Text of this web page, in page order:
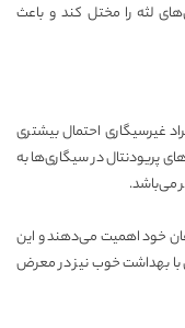
لثه را مختل کند و باعث
غیرسیگاری احتمال بیشتری
پریودنتال در سیگاری‌ها به
می‌باشد.
خود اهمیت می‌دهند و این
با بهداشت خوب نیز در معرض